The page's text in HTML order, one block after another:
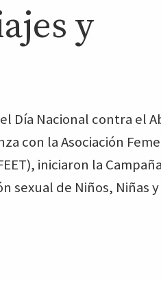
y
Día Nacional contra el
con la Asociación
iniciaron la
sexual de Niños, Niñas y